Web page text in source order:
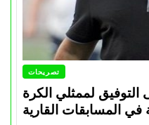
تصريحات
لممثلي الكرة